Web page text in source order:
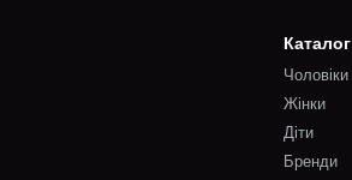
Каталог
Чоловіки
Жінки
Діти
Бренди